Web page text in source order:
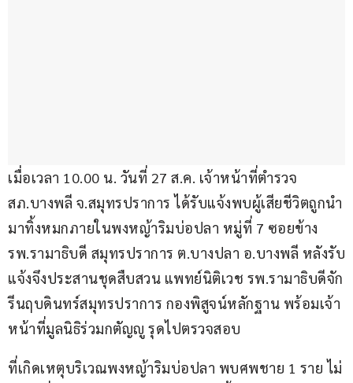
เมื่อเวลา 10.00 น. วันที่ 27 ส.ค. เจ้าหน้าที่ตำรวจ
สภ.บางพลี จ.สมุทรปราการ ได้รับแจ้งพบผู้เสียชีวิตถูกนำ
มาทิ้งหมกภายในพงหญ้าริมบ่อปลา หมู่ที่ 7 ซอยข้าง
รพ.รามาธิบดี สมุทรปราการ ต.บางปลา อ.บางพลี หลังรับ
แจ้งจึงประสานชุดสืบสวน แพทย์นิติเวช รพ.รามาธิบดีจัก
รีนฤบดินทร์สมุทรปราการ กองพิสูจน์หลักฐาน พร้อมเจ้า
หน้าที่มูลนิธิร่วมกตัญญู รุดไปตรวจสอบ
ที่เกิดเหตุบริเวณพงหญ้าริมบ่อปลา พบศพชาย 1 ราย ไม่